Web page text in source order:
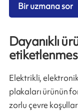
Dayanıklı
Elektrikli,
plakaları ürünün
zorlu çevre
Bir uzmana sor